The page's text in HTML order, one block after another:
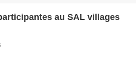
au SAL villages